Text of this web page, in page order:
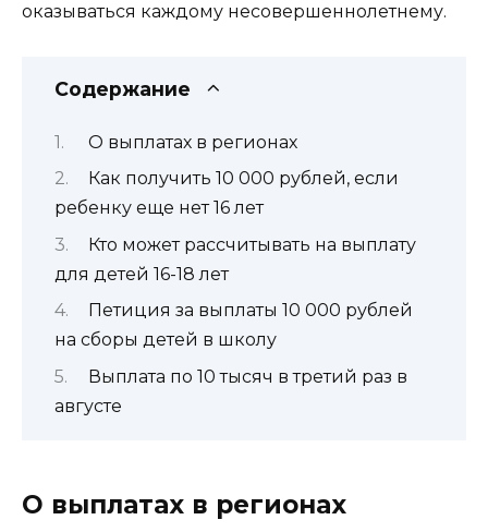
оказываться каждому несовершеннолетнему.
Содержание
О выплатах в регионах
Как получить 10 000 рублей, если
ребенку еще нет 16 лет
Кто может рассчитывать на выплату
для детей 16-18 лет
Петиция за выплаты 10 000 рублей
на сборы детей в школу
Выплата по 10 тысяч в третий раз в
августе
О выплатах в регионах